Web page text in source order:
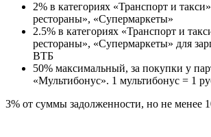
2% в категориях «Транспорт и
рестораны», «Супермаркеты»
2.5% в категориях «Транспорт и
рестораны», «Супермаркеты» для
ВТБ
50% максимальный, за покупки у
«Мультибонус». 1 мультибонус = 1
3% от суммы задолженности, но не менее